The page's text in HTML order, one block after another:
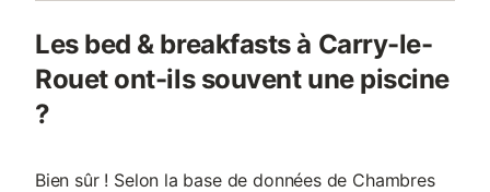
Les bed & breakfasts à Carry-le-
Rouet ont-ils souvent une piscine
?
Bien sûr ! Selon la base de données de Chambres